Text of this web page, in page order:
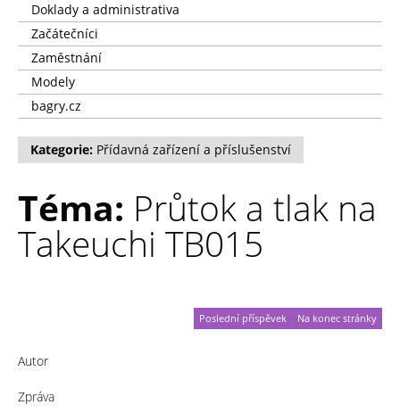
Doklady a administrativa
Začátečníci
Zaměstnání
Modely
bagry.cz
Kategorie: Přídavná zařízení a příslušenství
Téma: Průtok a tlak na
Takeuchi TB015
Na konec stránky
Poslední příspěvek
Autor
Zpráva